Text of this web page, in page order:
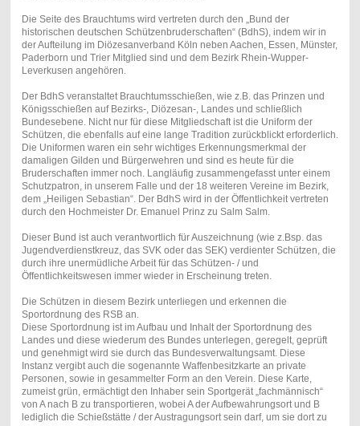
Die Seite des Brauchtums wird vertreten durch den „Bund der
historischen deutschen Schützenbruderschaften“ (BdhS), indem wir in
der Aufteilung im Diözesanverband Köln neben Aachen, Essen, Münster,
Paderborn und Trier Mitglied sind und dem Bezirk Rhein-Wupper-
Leverkusen angehören.
Der BdhS veranstaltet Brauchtumsschießen, wie z.B. das Prinzen und
Königsschießen auf Bezirks-, Diözesan-, Landes und schließlich
Bundesebene. Nicht nur für diese Mitgliedschaft ist die Uniform der
Schützen, die ebenfalls auf eine lange Tradition zurückblickt erforderlich.
Die Uniformen waren ein sehr wichtiges Erkennungsmerkmal der
damaligen Gilden und Bürgerwehren und sind es heute für die
Bruderschaften immer noch. Langläufig zusammengefasst unter einem
Schutzpatron, in unserem Falle und der 18 weiteren Vereine im Bezirk,
dem „Heiligen Sebastian“. Der BdhS wird in der Öffentlichkeit vertreten
durch den Hochmeister Dr. Emanuel Prinz zu Salm Salm.
Dieser Bund ist auch verantwortlich für Auszeichnung (wie z.Bsp. das
Jugendverdienstkreuz, das SVK oder das SEK) verdienter Schützen, die
durch ihre unermüdliche Arbeit für das Schützen- / und
Öffentlichkeitswesen immer wieder in Erscheinung treten.
Die Schützen in diesem Bezirk unterliegen und erkennen die
Sportordnung des RSB an.
Diese Sportordnung ist im Aufbau und Inhalt der Sportordnung des
Landes und diese wiederum des Bundes unterlegen, geregelt, geprüft
und genehmigt wird sie durch das Bundesverwaltungsamt. Diese
Instanz vergibt auch die sogenannte Waffenbesitzkarte an private
Personen, sowie in gesammelter Form an den Verein. Diese Karte,
zumeist grün, ermächtigt den Inhaber sein Sportgerät „fachmännisch“
von A nach B zu transportieren, wobei A der Aufbewahrungsort und B
lediglich die Schießstätte / der Austragungsort sein darf, um sie dort zu